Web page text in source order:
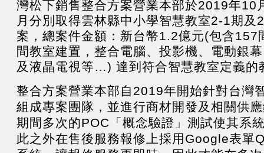
灣松下銷售整合方案營業本部於2019年10
月分別取得雲林縣中小學智慧教室2-1期及
案，總案件金額：新台幣1.2億元(包含157
間教室建置，整合電腦、投影機、電動銀
及液晶電視等…) 達到符合智慧教室定義的
整合方案營業本部 自2019年開始針對台灣
組成專案團隊 ，並進行商材開發及相關供
期間多次的POC 「概念驗證」測試使其系
此之外在售後服務報修上採用 Google表單